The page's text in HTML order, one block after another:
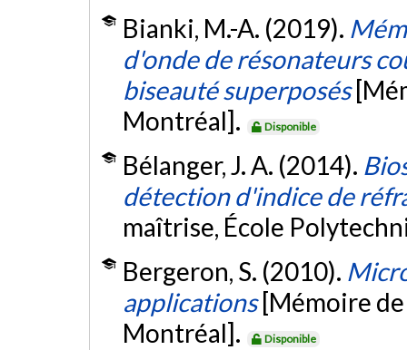
Bianki, M.-A. (2019).
d'onde de résonateurs
biseauté superposés
Montréal].
Disponible
Bélanger, J. A. (2014).
détection d'indice de
maîtrise, École
Bergeron, S. (2010).
applications [Mémoire
Montréal].
Disponible